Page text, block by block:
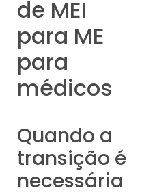
de MEI
para ME
para
médicos
Quando a
transição é
necessária